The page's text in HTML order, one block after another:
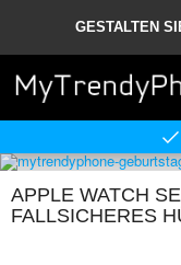
GESTALTEN
APPLE WATCH
FALLSICHERES